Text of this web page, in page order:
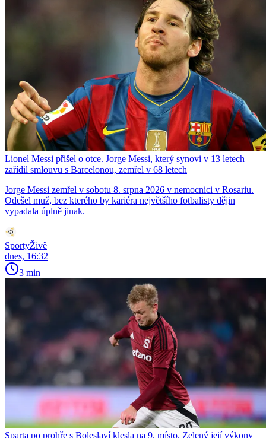
Lionel Messi přišel o otce. Jorge Messi, který synovi v 13 letech
zařídil smlouvu s Barcelonou, zemřel v 68 letech
Jorge Messi zemřel v sobotu 8. srpna 2026 v nemocnici v Rosariu.
Odešel muž, bez kterého by kariéra největšího fotbalisty dějin
vypadala úplně jinak.
SportyŽivě
dnes, 16:32
3 min
Sparta po prohře s Boleslaví klesla na 9. místo. Zelený její výkony